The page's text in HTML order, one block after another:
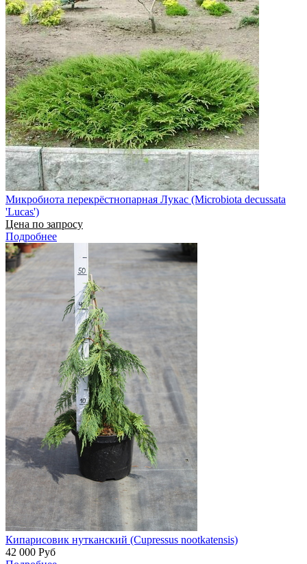
Микробиота перекрёстнопарная Лукас (Microbiota decussata
'Lucas')
Цена по запросу
Подробнее
Кипарисовик нутканский (Cupressus nootkatensis)
42 000 Руб